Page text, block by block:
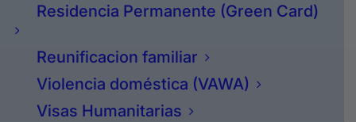
Residencia Permanente (Green Card)
Reunificacion familiar
Violencia doméstica (VAWA)
Visas Humanitarias
defiendes, qué precedentes ocupas,
cuáles son los argumentos… estaría
adivinando y sería un una locura